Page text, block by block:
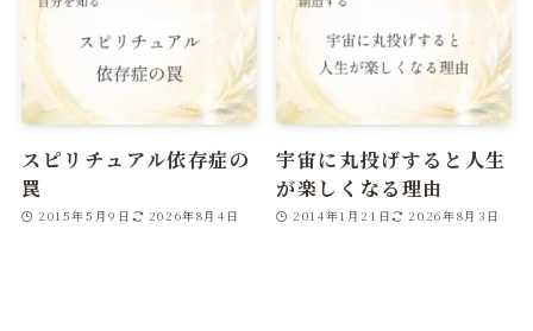
スピリチュアル依存症の
罠
2015年5月9日 2026年8月4日
宇宙に丸投げすると人生
が楽しくなる理由
2014年1月21日 2026年8月3日